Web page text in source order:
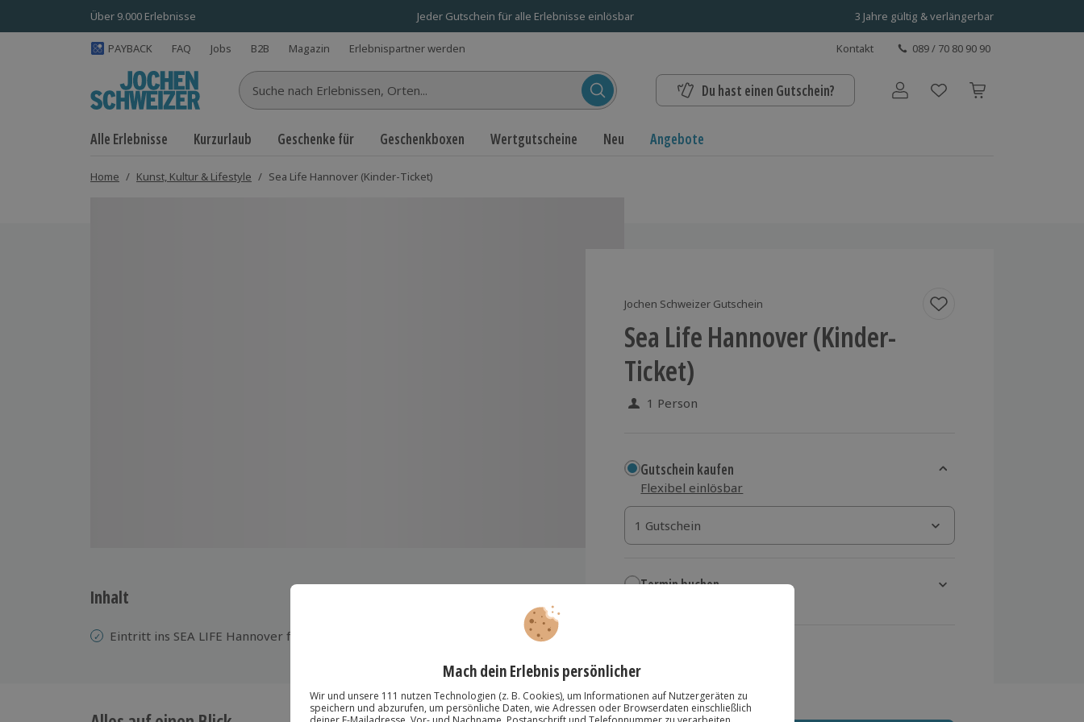
Über 9.000 Erlebnisse Jeder Gutschein für alle Erlebnisse einlösbar 3 Jahre gültig & verlängerbar
PAYBACK FAQ Jobs B2B Magazin Erlebnispartner werden Kontakt 089 / 70 80 90 90
Suche nach Erlebnissen... Du hast einen Gutschein? Benutzerkonto
Alle Erlebnisse Kurzurlaub Geschenke für Geschenkboxen Wertgutscheine Neu Angebote
Home / Kunst, Kultur & Lifestyle / Sea Life Hannover (Kinder-Ticket)
Jochen Schweizer Gutschein
Sea Life Hannover (Kinder-
Ticket)
1 Person
Gutschein kaufen
Flexibel einlösbar
1 Gutschein
1 Gutschein
1 Gutschein
Termin buchen
15,90 €
zzgl. Versand(inkl. MwSt.)
Inhalt
Eintritt ins SEA LIFE Hannover für 1 Kind